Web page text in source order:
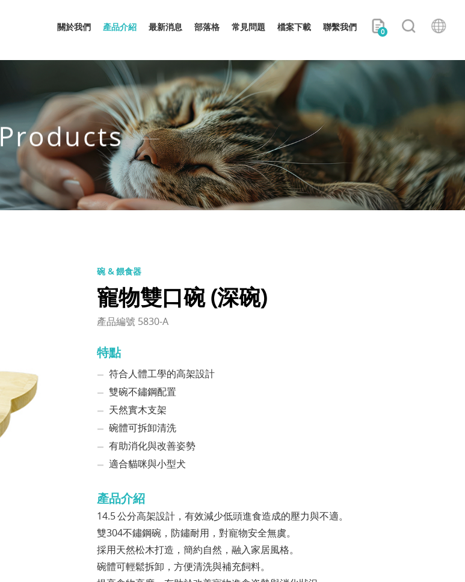
關於我們 產品介紹 最新消息 部落格 常見問題 檔案下載 聯繫我們 0
Products
碗 & 餵食器
寵物雙口碗 (深碗)
產品編號 5830-A
特點
符合人體工學的高架設計
雙碗不鏽鋼配置
天然實木支架
碗體可拆卸清洗
有助消化與改善姿勢
適合貓咪與小型犬
產品介紹
14.5 公分高架設計，有效減少低頭進食造成的壓力與不適。
雙304不鏽鋼碗，防鏽耐用，對寵物安全無虞。
採用天然松木打造，簡約自然，融入家居風格。
碗體可輕鬆拆卸，方便清洗與補充飼料。